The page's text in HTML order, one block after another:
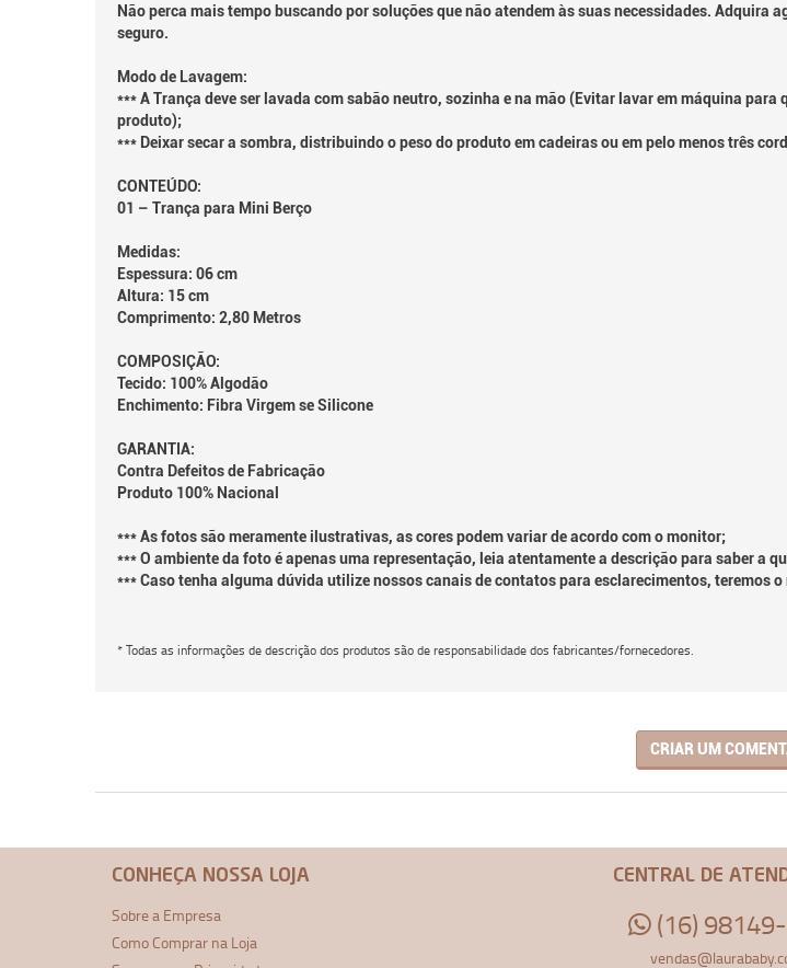
Não perca mais tempo buscando por soluções que não atendem às suas necessidades. Adquira
seguro.
Modo de Lavagem:
*** A Trança deve ser lavada com sabão neutro, sozinha e na mão (Evitar lavar em máquina
produto);
*** Deixar secar a sombra, distribuindo o peso do produto em cadeiras ou em pelo menos três
CONTEÚDO:
01 – Trança para Mini Berço
Medidas:
Espessura: 06 cm
Altura: 15 cm
Comprimento: 2,80 Metros
COMPOSIÇÃO:
Tecido: 100% Algodão
Enchimento: Fibra Virgem se Silicone
GARANTIA:
Contra Defeitos de Fabricação
Produto 100% Nacional
*** As fotos são meramente ilustrativas, as cores podem variar de acordo com o monitor;
*** O ambiente da foto é apenas uma representação, leia atentamente a descrição para saber a
*** Caso tenha alguma dúvida utilize nossos canais de contatos para esclarecimentos, teremos
* Todas as informações de descrição dos produtos são de responsabilidade dos fabricantes/fornecedores.
CRIAR UM
CONHEÇA NOSSA LOJA
Sobre a Empresa
Como Comprar na Loja
CENTRAL DE
(16)